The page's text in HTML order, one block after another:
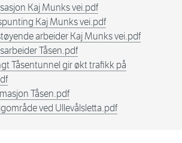
Kaj Munks vei.pdf
Kaj Munks vei.pdf
arbeider Kaj Munks vei.pdf
Tåsen.pdf
Tåsentunnel gir økt trafikk på
Tåsen.pdf
ved Ullevålsletta.pdf